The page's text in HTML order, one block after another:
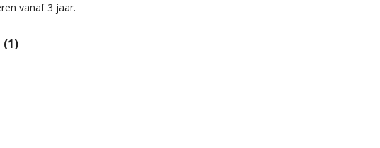
vanaf 3 jaar.
(1)